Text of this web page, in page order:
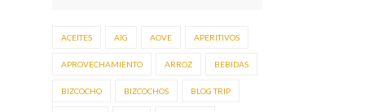
ACEITES AIG AOVE APERITIVOS
APROVECHAMIENTO ARROZ BEBIDAS
BIZCOCHO BIZCOCHOS BLOG TRIP